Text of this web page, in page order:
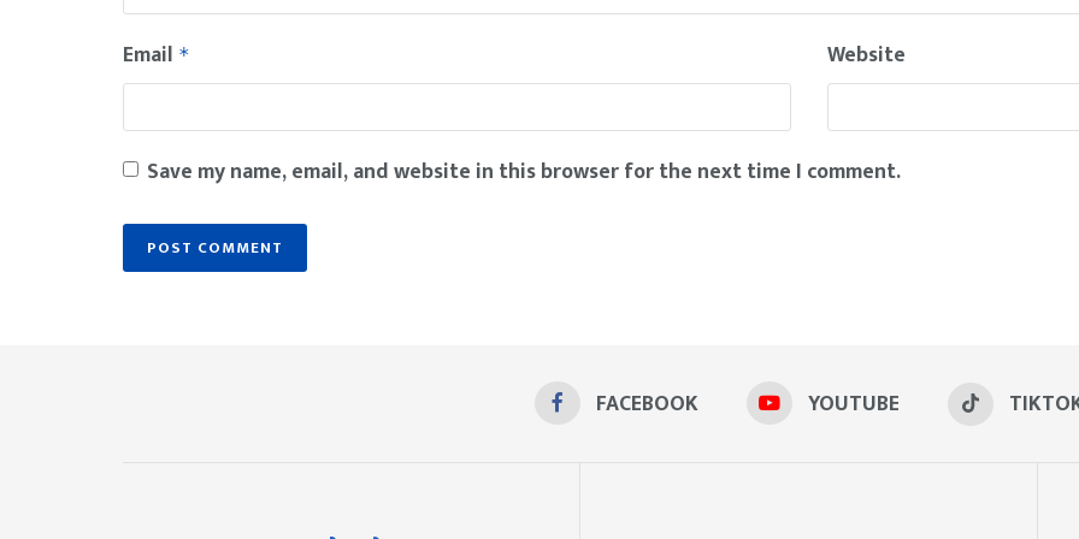
Email * Website
Save my name, email, and website in this browser for the next time I comment.
FACEBOOK YOUTUBE